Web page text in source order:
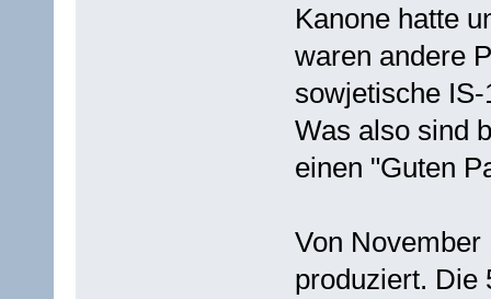
Kanone hatte
waren andere
sowjetische IS-
Was also sind
einen "Guten
Von November
produziert. Die